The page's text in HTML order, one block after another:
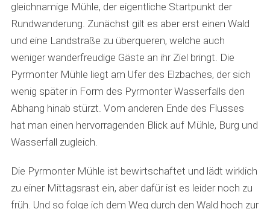
gleichnamige Mühle, der eigentliche Startpunkt der
Rundwanderung. Zunächst gilt es aber erst einen Wald
und eine Landstraße zu überqueren, welche auch
weniger wanderfreudige Gäste an ihr Ziel bringt. Die
Pyrmonter Mühle liegt am Ufer des Elzbaches, der sich
wenig später in Form des Pyrmonter Wasserfalls den
Abhang hinab stürzt. Vom anderen Ende des Flusses
hat man einen hervorragenden Blick auf Mühle, Burg und
Wasserfall zugleich.
Die Pyrmonter Mühle ist bewirtschaftet und lädt wirklich
zu einer Mittagsrast ein, aber dafür ist es leider noch zu
früh. Und so folge ich dem Weg durch den Wald hoch zur